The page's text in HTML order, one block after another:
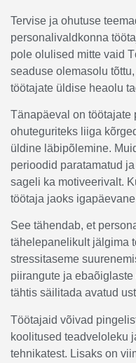
Tervise ja ohutuse
personalivaldkonna
pole olulised mitte vaid
seaduse olemasolu
töötajate üldise heaolu
Tänapäeval on
ohuteguriteks liiga
üldine läbipõlemine.
perioodid paratamatud
sageli ka motiveerivalt.
töötaja jaoks
See tähendab, et
tähelepanelikult jälgima
stressitaseme
piirangute ja
tähtis säilitada avatud
Töötajaid võivad
koolitused teadveloleku
tehnikatest. Lisaks on